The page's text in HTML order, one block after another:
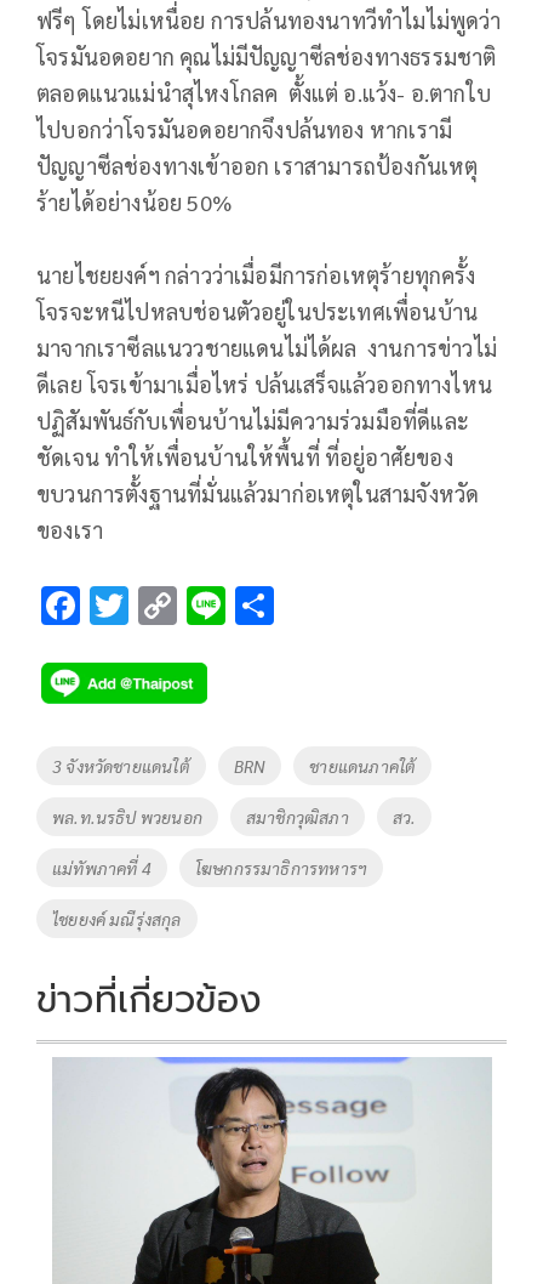
ฟรีๆ โดยไม่เหนื่อย การปล้นทองนาทวีทำไมไม่พูดว่า
โจรมันอดอยาก คุณไม่มีปัญญาซีลช่องทางธรรมชาติ
ตลอดแนวแม่นำสุไหงโกลค ตั้งแต่ อ.แว้ง- อ.ตากใบ
ไปบอกว่าโจรมันอดอยากจึงปล้นทอง หากเรามี
ปัญญาซีลช่องทางเข้าออก เราสามารถป้องกันเหตุ
ร้ายได้อย่างน้อย 50%
นายไชยยงค์ฯ กล่าวว่าเมื่อมีการก่อเหตุร้ายทุกครั้ง
โจรจะหนีไปหลบช่อนตัวอยู่ในประเทศเพื่อนบ้าน
มาจากเราซีลแนววชายแดนไม่ได้ผล งานการข่าวไม่
ดีเลย โจรเข้ามาเมื่อไหร่ ปล้นเสร็จแล้วออกทางไหน
ปฏิสัมพันธ์กับเพื่อนบ้านไม่มีความร่วมมือที่ดีและ
ชัดเจน ทำให้เพื่อนบ้านให้พื้นที่ ที่อยู่อาศัยของ
ขบวนการตั้งฐานที่มั่นแล้วมาก่อเหตุในสามจังหวัด
ของเรา
F
e
b
o
k
T
tt
er
C
p
y
Li
k
Li
Tags
3 จังหวัดชายแดนใต้ BRN ชายแดนภาคใต้
พล.ท.นรธิป พวยนอก สมาชิกวุฒิสภา สว.
แม่ทัพภาคที่ 4 โฆษกกรรมาธิการทหารฯ
ไชยยงค์ มณีรุ่งสกุล
ข่าวที่เกี่ยวข้อง